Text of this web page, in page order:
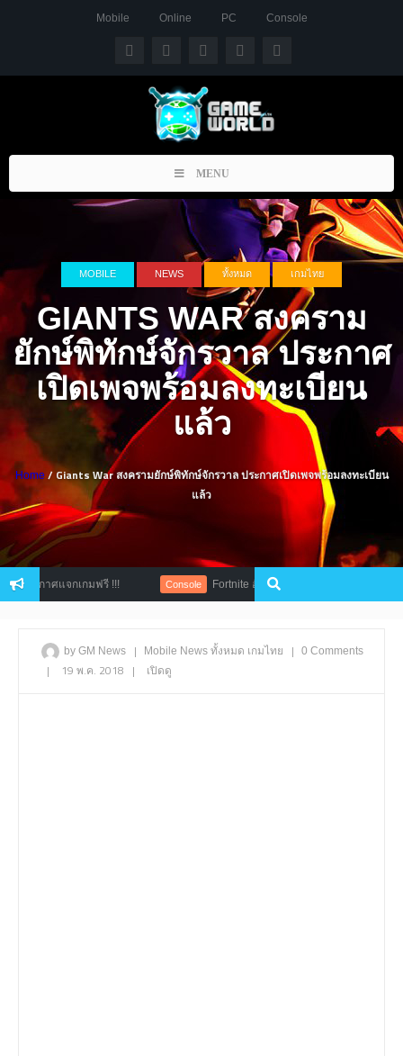
Mobile Online PC Console
Toggle
navigation
MENU
MOBILE NEWS ทั้งหมด เกมไทย
GIANTS WAR สงคราม
ยักษ์พิทักษ์จักรวาล ประกาศ
เปิดเพจพร้อมลงทะเบียน
แล้ว
Home / Giants War สงครามยักษ์พิทักษ์จักรวาล ประกาศเปิดเพจพร้อมลงทะเบียน
แล้ว
กาศแจกเกมฟรี !!! Console Fortnite อัปเดตเพิ่มของเล่นใหม่จรวดติดตาม พ
by GM News | Mobile News ทั้งหมด เกมไทย | 0 Comments
| 19 พ.ค. 2018 | เปิดดู